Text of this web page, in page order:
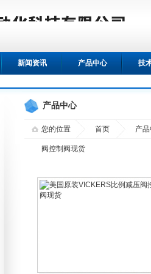
新闻资讯 产品中心 技
产品中心
您的位置 首页 产
阀控制阀现货